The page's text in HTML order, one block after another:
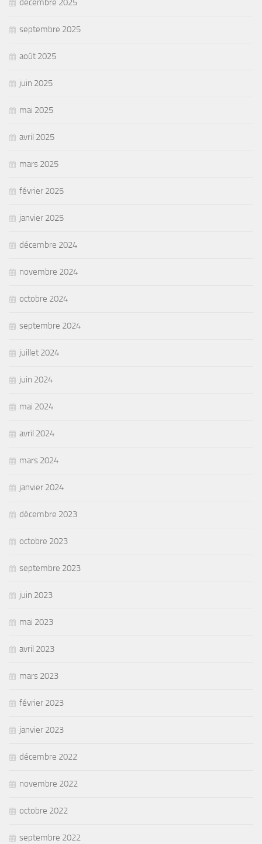
décembre 2025
septembre 2025
août 2025
juin 2025
mai 2025
avril 2025
mars 2025
février 2025
janvier 2025
décembre 2024
novembre 2024
octobre 2024
septembre 2024
juillet 2024
juin 2024
mai 2024
avril 2024
mars 2024
janvier 2024
décembre 2023
octobre 2023
septembre 2023
juin 2023
mai 2023
avril 2023
mars 2023
février 2023
janvier 2023
décembre 2022
novembre 2022
octobre 2022
septembre 2022